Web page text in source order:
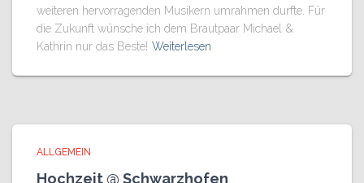
weiteren hervorragenden Musikern umrahmen durfte. Für
die Zukunft wünsche ich dem Brautpaar Michael &
Kathrin nur das Beste! Weiterlesen
ALLGEMEIN
Hochzeit @ Schwarzhofen